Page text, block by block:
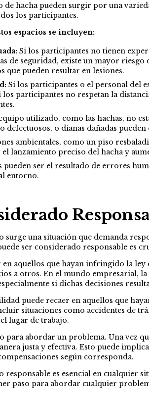
de hacha pueden surgir por una
los participantes.
espacios se incluyen:
Si los participantes no tienen
de seguridad, existe un mayor
pueden resultar en lesiones.
Si los participantes o el personal del
participantes no respetan la
utilizado, como las hachas, no
defectuosos, o dianas dañadas
ambientales, como un piso
lanzamiento preciso del hacha y
pueden ser el resultado de errores
entorno.
una situación que demanda
ser considerado responsable es
aquellos que hayan infringido la
a otros. En el mundo empresarial,
si dichas decisiones
puede recaer en aquellos que
situaciones como accidentes de
lugar de trabajo.
abordar un problema. Una vez
justa y efectiva. Esto puede
según corresponda.
es esencial en cualquier
paso para abordar cualquier